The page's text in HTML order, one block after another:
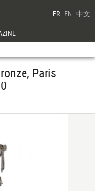
FR EN 中文
Paris